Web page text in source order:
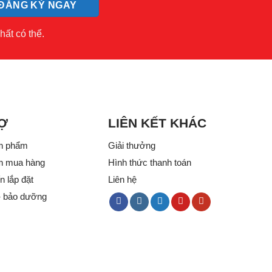
có thể.
phẩm
mua hàng
lắp đặt
bảo dưỡng
LIÊN KẾT KHÁC
Giải thưởng
Hình thức thanh toán
Liên hệ